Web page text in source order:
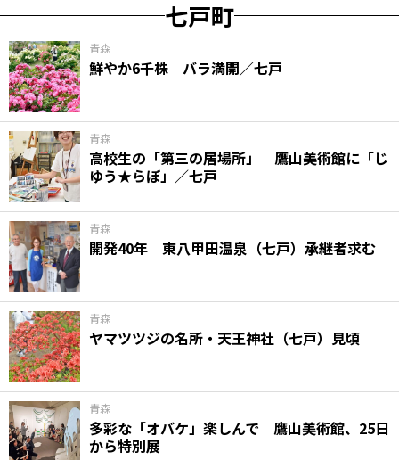
七戸町
青森
鮮やか6千株 バラ満開／七戸
青森
高校生の「第三の居場所」 鷹山美術館に「じ
ゆう★らぼ」／七戸
青森
開発40年 東八甲田温泉（七戸）承継者求む
青森
ヤマツツジの名所・天王神社（七戸）見頃
青森
多彩な「オバケ」楽しんで 鷹山美術館、25日
から特別展